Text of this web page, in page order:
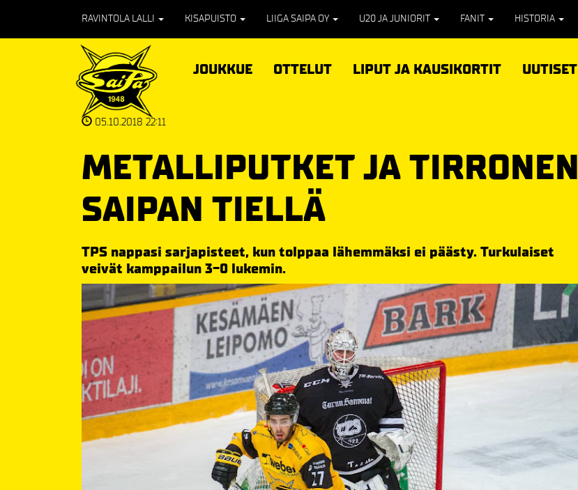
RAVINTOLA LALLI KISAPUISTO LIIGA SAIPA OY U20 JA JUNIORIT FANIT HISTORIA
JOUKKUE OTTELUT LIPUT JA KAUSIKORTIT UUTISET
05.10.2018 22:11
METALLIPUTKET JA TIRRONEN
SAIPAN TIELLÄ
TPS nappasi sarjapisteet, kun tolppaa lähemmäksi ei päästy. Turkulaiset
veivät kamppailun 3-0 lukemin.